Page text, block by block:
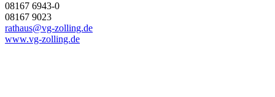
08167 6943-0
08167 9023
rathaus@vg-zolling.de
www.vg-zolling.de